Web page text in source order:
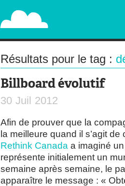
PAPERPLANE
STREET, AMBIENT, GUÉRILLA MARKETING
Résultats pour le tag :
Billboard évolutif
30 Juil 2012
Afin de prouver que la
la meilleure quand il s’agit
Rethink Canada a imaginé
représente initialement un
semaine après semaine, le
apparaître le message : «